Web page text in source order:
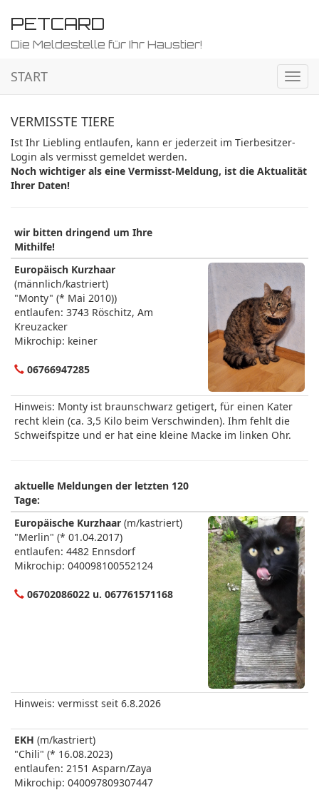
PETCARD
Die Meldestelle für Ihr Haustier!
ein-/
START
VERMISSTE TIERE
Ist Ihr Liebling entlaufen, kann er jederzeit im Tierbesitzer-
Login als vermisst gemeldet werden.
Noch wichtiger als eine Vermisst-Meldung, ist die Aktualität
Ihrer Daten!
wir bitten dringend um Ihre
Mithilfe!
Europäisch Kurzhaar
(männlich/kastriert)
"Monty" (* Mai 2010))
entlaufen: 3743 Röschitz, Am
Kreuzacker
Mikrochip: keiner
06766947285
Hinweis: Monty ist braunschwarz getigert, für einen Kater
recht klein (ca. 3,5 Kilo beim Verschwinden). Ihm fehlt die
Schweifspitze und er hat eine kleine Macke im linken Ohr.
aktuelle Meldungen der letzten 120
Tage:
Europäische Kurzhaar (m/kastriert)
"Merlin" (* 01.04.2017)
entlaufen: 4482 Ennsdorf
Mikrochip: 040098100552124
06702086022 u. 067761571168
Hinweis: vermisst seit 6.8.2026
EKH (m/kastriert)
"Chili" (* 16.08.2023)
entlaufen: 2151 Asparn/Zaya
Mikrochip: 040097809307447